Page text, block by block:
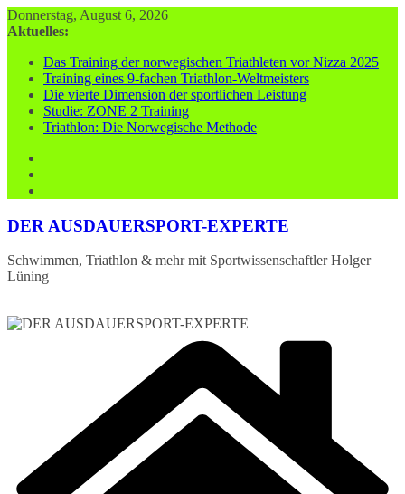
Zum
Inhalt
Donnerstag, August 6, 2026
Aktuelles:
Das Training der norwegischen Triathleten vor Nizza 2025
Training eines 9-fachen Triathlon-Weltmeisters
Die vierte Dimension der sportlichen Leistung
Studie: ZONE 2 Training
Triathlon: Die Norwegische Methode
DER AUSDAUERSPORT-EXPERTE
Schwimmen, Triathlon & mehr mit Sportwissenschaftler Holger
Lüning